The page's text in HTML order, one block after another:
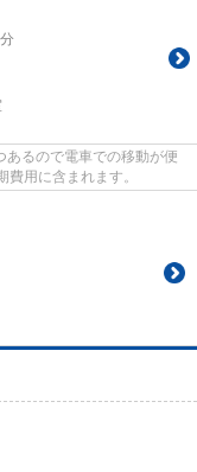
あるので電車での移動が便
用に含まれます。